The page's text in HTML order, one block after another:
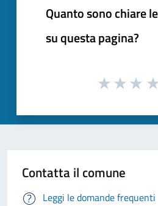
Quanto sono chiare
su questa pagina?
Contatta il comune
Leggi le domande frequenti